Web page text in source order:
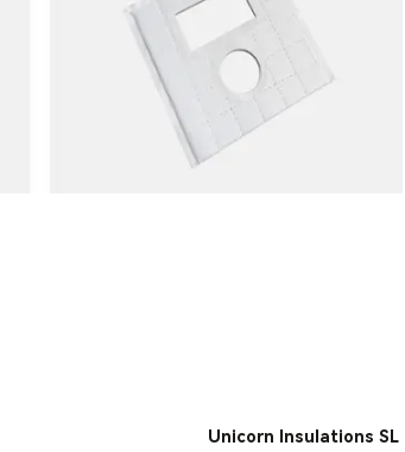
Unicorn Insulations SL